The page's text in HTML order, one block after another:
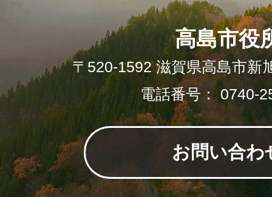
高島市役
〒520-1592 滋賀県高島市新
電話番号： 0740-
お問い合わ